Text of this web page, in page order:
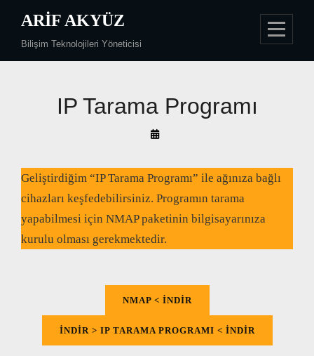
content
ARIF AKYÜZ
Bilişim Teknolojileri Yöneticisi
IP Tarama Programı
By
Akyüz
Geliştirdiğim “IP Tarama Programı” ile ağınıza bağlı
cihazları keşfedebilirsiniz. Programın tarama
yapabilmesi için NMAP paketinin bilgisayarınıza
kurulu olması gerekmektedir.
NMAP < INDIR
İNDİR > IP TARAMA PROGRAMI < İNDİR